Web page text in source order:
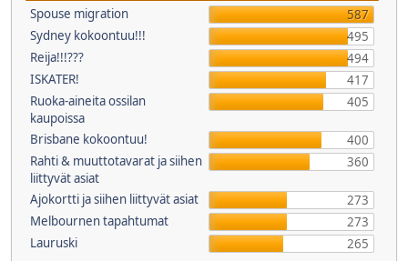
Spouse migration
587
Sydney kokoontuu!!!
495
Reija!!!???
494
ISKATER!
417
Ruoka-aineita ossilan
kaupoissa
405
Brisbane kokoontuu!
400
Rahti & muuttotavarat ja siihen
liittyvät asiat
360
Ajokortti ja siihen liittyvät asiat
273
Melbournen tapahtumat
273
Lauruski
265